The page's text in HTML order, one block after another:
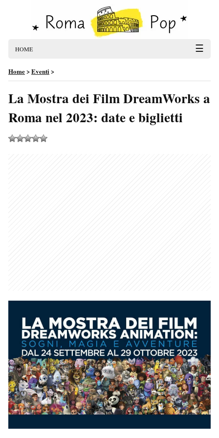
HOME ☰
Home>Eventi>
La Mostra dei Film DreamWorks a
Roma nel 2023: date e biglietti